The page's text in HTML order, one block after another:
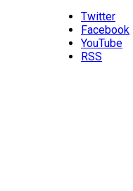
Twitter
Facebook
YouTube
RSS